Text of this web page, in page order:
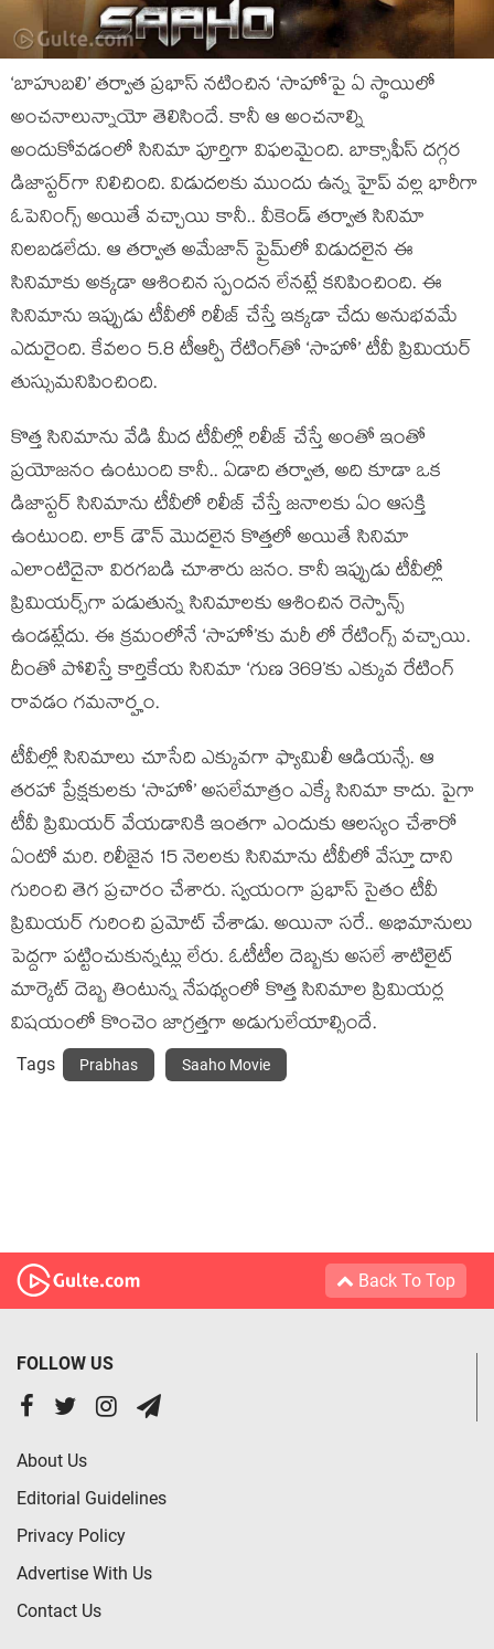
‘బాహుబలి’ తర్వాత ప్రభాస్ నటించిన ‘సాహో’పై ఏ స్థాయిలో
అంచనాలున్నాయో తెలిసిందే. కానీ ఆ అంచనాల్ని
అందుకోవడంలో సినిమా పూర్తిగా విఫలమైంది. బాక్సాఫీస్ దగ్గర
డిజాస్టర్‌గా నిలిచింది. విడుదలకు ముందు ఉన్న హైప్ వల్ల భారీగా
ఓపెనింగ్స్ అయితే వచ్చాయి కానీ.. వీకెండ్ తర్వాత సినిమా
నిలబడలేదు. ఆ తర్వాత అమేజాన్ ప్రైమ్‌లో విడుదలైన ఈ
సినిమాకు అక్కడా ఆశించిన స్పందన లేనట్లే కనిపించింది. ఈ
సినిమాను ఇప్పుడు టీవీలో రిలీజ్ చేస్తే ఇక్కడా చేదు అనుభవమే
ఎదురైంది. కేవలం 5.8 టీఆర్పీ రేటింగ్‌తో ‘సాహో’ టీవీ ప్రిమియర్
తుస్సుమనిపించింది.
కొత్త సినిమాను వేడి మీద టీవీల్లో రిలీజ్ చేస్తే అంతో ఇంతో
ప్రయోజనం ఉంటుంది కానీ.. ఏడాది తర్వాత, అది కూడా ఒక
డిజాస్టర్ సినిమాను టీవీలో రిలీజ్ చేస్తే జనాలకు ఏం ఆసక్తి
ఉంటుంది. లాక్ డౌన్ మొదలైన కొత్తలో అయితే సినిమా
ఎలాంటిదైనా విరగబడి చూశారు జనం. కానీ ఇప్పుడు టీవీల్లో
ప్రిమియర్స్‌గా పడుతున్న సినిమాలకు ఆశించిన రెస్పాన్స్
ఉండట్లేదు. ఈ క్రమంలోనే ‘సాహో’కు మరీ లో రేటింగ్స్ వచ్చాయి.
దీంతో పోలిస్తే కార్తికేయ సినిమా ‘గుణ 369’కు ఎక్కువ రేటింగ్
రావడం గమనార్హం.
టీవీల్లో సినిమాలు చూసేది ఎక్కువగా ఫ్యామిలీ ఆడియన్సే. ఆ
తరహా ప్రేక్షకులకు ‘సాహో’ అసలేమాత్రం ఎక్కే సినిమా కాదు. పైగా
టీవీ ప్రిమియర్ వేయడానికి ఇంతగా ఎందుకు ఆలస్యం చేశారో
ఏంటో మరి. రిలీజైన 15 నెలలకు సినిమాను టీవీలో వేస్తూ దాని
గురించి తెగ ప్రచారం చేశారు. స్వయంగా ప్రభాస్ సైతం టీవీ
ప్రిమియర్ గురించి ప్రమోట్ చేశాడు. అయినా సరే.. అభిమానులు
పెద్దగా పట్టించుకున్నట్లు లేరు. ఓటీటీల దెబ్బకు అసలే శాటిలైట్
మార్కెట్ దెబ్బ తింటున్న నేపథ్యంలో కొత్త సినిమాల ప్రిమియర్ల
విషయంలో కొంచెం జాగ్రత్తగా అడుగులేయాల్సిందే.
Tags Prabhas Saaho Movie
Back To Top
FOLLOW US
About Us
Editorial Guidelines
Privacy Policy
Advertise With Us
Contact Us